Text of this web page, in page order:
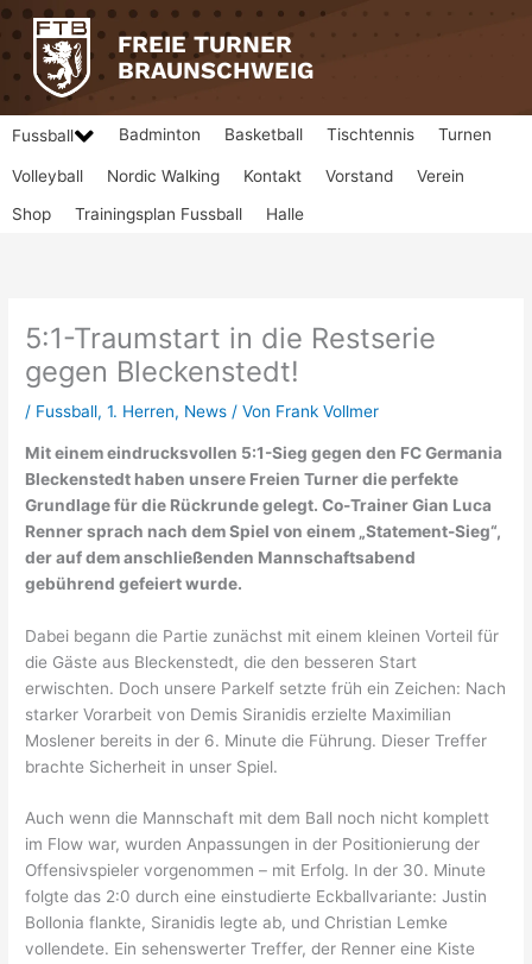
Zum
Inhalt
springen
FREIE TURNER
BRAUNSCHWEIG
Fussball Badminton Basketball Tischtennis Turnen
Volleyball Nordic Walking Kontakt Vorstand
Verein
Shop
Trainingsplan Fussball Halle
5:1-Traumstart in die Restserie
gegen Bleckenstedt!
/ Fussball,1. Herren, News / Von Frank Vollmer
Mit einem eindrucksvollen 5:1-Sieg gegen den FC Germania
Bleckenstedt haben unsere Freien Turner die perfekte
Grundlage für die Rückrunde gelegt. Co-Trainer Gian Luca
Renner sprach nach dem Spiel von einem „Statement-Sieg“,
der auf dem anschließenden Mannschaftsabend
gebührend gefeiert wurde.
Dabei begann die Partie zunächst mit einem kleinen Vorteil für
die Gäste aus Bleckenstedt, die den besseren Start
erwischten. Doch unsere Parkelf setzte früh ein Zeichen: Nach
starker Vorarbeit von Demis Siranidis erzielte Maximilian
Moslener bereits in der 6. Minute die Führung. Dieser Treffer
brachte Sicherheit in unser Spiel.
Auch wenn die Mannschaft mit dem Ball noch nicht komplett
im Flow war, wurden Anpassungen in der Positionierung der
Offensivspieler vorgenommen – mit Erfolg. In der 30. Minute
folgte das 2:0 durch eine einstudierte Eckballvariante: Justin
Bollonia flankte, Siranidis legte ab, und Christian Lemke
vollendete. Ein sehenswerter Treffer, der Renner eine Kiste